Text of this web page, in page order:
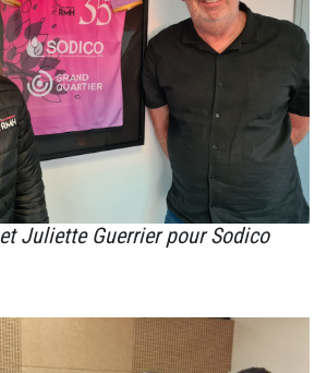
Juliette Guerrier pour Sodico